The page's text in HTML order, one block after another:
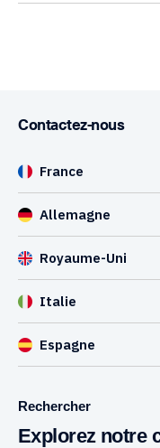
Contactez-nous
France
Allemagne
Royaume-Uni
Italie
Espagne
Rechercher
Explorez notre